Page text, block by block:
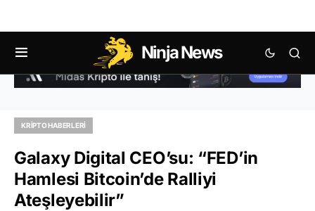
Ninja News
KRIPTO HABERLERI
Galaxy Digital CEO’su: “FED’in
Hamlesi Bitcoin’de Ralliyi
Ateşleyebilir”